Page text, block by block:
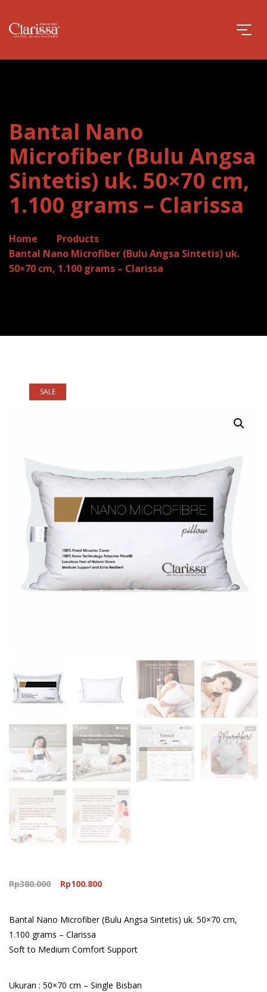
Bantal Nano
Microfiber (Bulu Angsa
Sintetis) uk. 50×70 cm,
1.100 grams – Clarissa
Home
Products
Bantal Nano Microfiber (Bulu Angsa Sintetis) uk.
50×70 cm, 1.100 grams – Clarissa
SALE
Rp380.000
Original
Rp380.000.
Rp100.800
Rp100.800.
Bantal Nano Microfiber (Bulu Angsa Sintetis) uk. 50×70 cm,
1.100 grams – Clarissa
Soft to Medium Comfort Support
Ukuran : 50×70 cm – Single Bisban